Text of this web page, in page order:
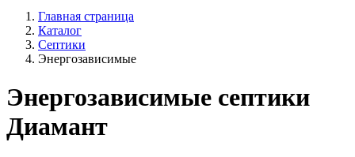
Главная страница
Каталог
Септики
Энергозависимые
Энергозависимые септики
Диамант